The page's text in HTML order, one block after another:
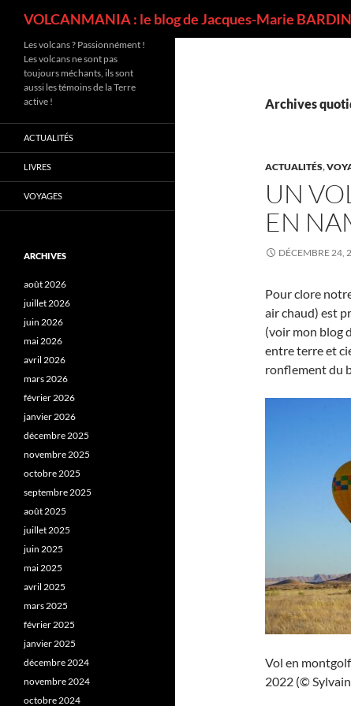
VOLCANMANIA : le blog de Jacques-Marie
Archives
ACTUALITÉS,
UN
EN
DÉCEMBRE 24,
Pour clore
air chaud) est
(voir mon blog
entre terre et
ronflement du
Vol en
2022 (©
Les volcans ? Passionnément !
Les volcans ne sont pas
toujours méchants, ils sont
aussi les témoins de la Terre
active !
ACTUALITÉS
LIVRES
VOYAGES
ARCHIVES
août 2026
juillet 2026
juin 2026
mai 2026
avril 2026
mars 2026
février 2026
janvier 2026
décembre 2025
novembre 2025
octobre 2025
septembre 2025
août 2025
juillet 2025
juin 2025
mai 2025
avril 2025
mars 2025
février 2025
janvier 2025
décembre 2024
novembre 2024
octobre 2024